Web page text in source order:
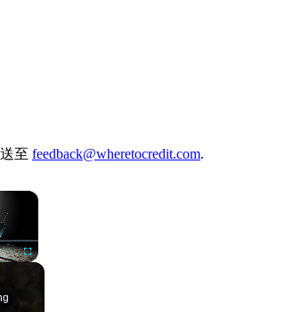
至 feedback@wheretocredit.com.
×
Fullscreen